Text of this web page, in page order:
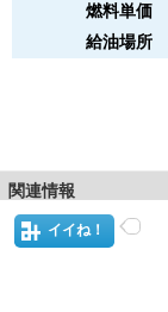
燃料単価
給油場所
関連情報
イイね！